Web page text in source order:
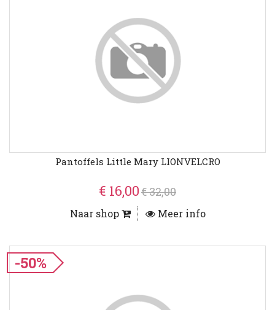
Pantoffels Little Mary LIONVELCRO
€ 16,00€ 32,00
Naar shop Meer info
-50%